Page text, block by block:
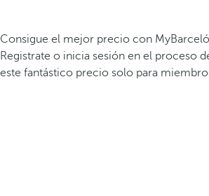
Consigue el mejor precio con MyBarceló
Registrate o inicia sesión en el proceso
este fantástico precio solo para